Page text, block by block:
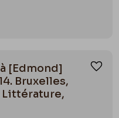
[Edmond]
Bruxelles,
Littérature,